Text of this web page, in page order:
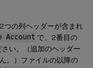
つの列ヘッダーが含まれ
Account で、2番目の
い。（追加のヘッダー
。）ファイルの以降の